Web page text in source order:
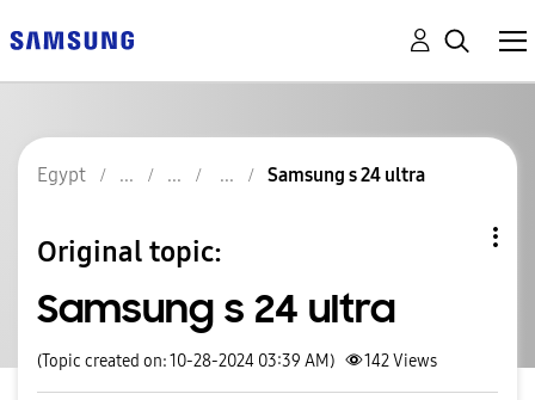
Egypt Samsung s 24 ultra
Original topic:
Samsung s 24 ultra
(Topic created on: 10-28-2024 03:39 AM) 142Views